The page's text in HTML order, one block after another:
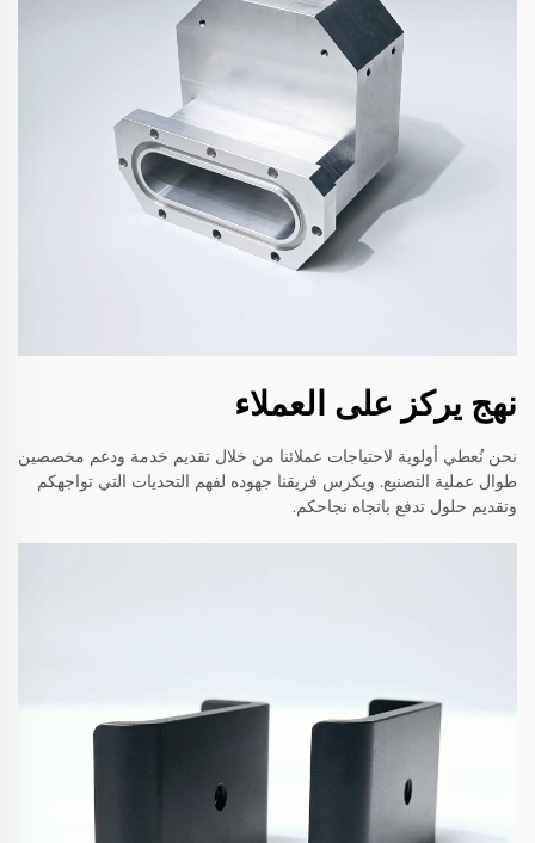
نهج يركز على العملاء
نحن نُعطي أولوية لاحتياجات عملائنا من خلال تقديم خدمة ودعم مخصصين
طوال عملية التصنيع. ويكرس فريقنا جهوده لفهم التحديات التي تواجهكم
وتقديم حلول تدفع باتجاه نجاحكم.